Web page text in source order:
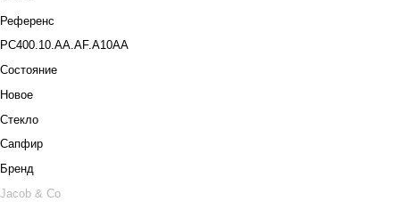
Референс
PC400.10.AA.AF.A10AA
Состояние
Новое
Стекло
Сапфир
Бренд
Jacob & Co